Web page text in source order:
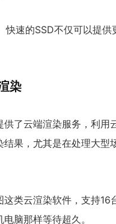
速的SSD不仅可以提
染
了云端渲染服务，利用
果，尤其是在处理大型
类云渲染软件，支持16
脑那样等待超久。